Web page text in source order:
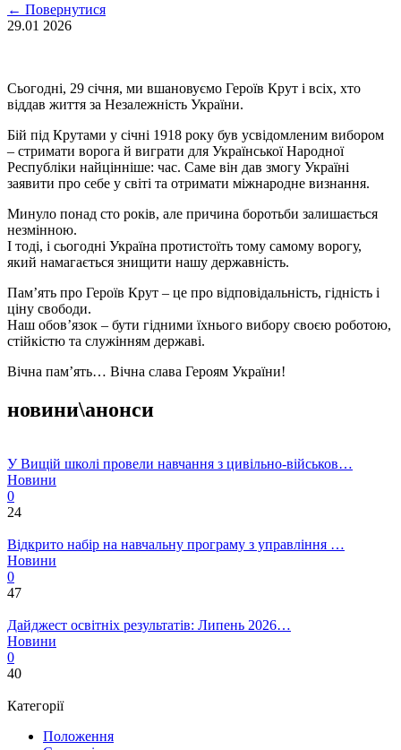
← Повернутися
29.01 2026
Сьогодні, 29 січня, ми вшановуємо Героїв Крут і всіх, хто
віддав життя за Незалежність України.
Бій під Крутами у січні 1918 року був усвідомленим вибором
– стримати ворога й виграти для Української Народної
Республіки найцінніше: час. Саме він дав змогу Україні
заявити про себе у світі та отримати міжнародне визнання.
Минуло понад сто років, але причина боротьби залишається
незмінною.
І тоді, і сьогодні Україна протистоїть тому самому ворогу,
який намагається знищити нашу державність.
Пам’ять про Героїв Крут – це про відповідальність, гідність і
ціну свободи.
Наш обов’язок – бути гідними їхнього вибору своєю роботою,
стійкістю та служінням державі.
Вічна пам’ять… Вічна слава Героям України!
новини\анонси
У Вищій школі провели навчання з цивільно-військов…
Новини
0
24
Відкрито набір на навчальну програму з управління …
Новини
0
47
Дайджест освітніх результатів: Липень 2026…
Новини
0
40
Категорії
Положення